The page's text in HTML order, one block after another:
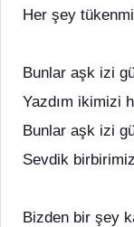
Her şey
Bunlar aşk izi
Yazdım ikimizi
Bunlar aşk izi
Sevdik
Bizden bir şey